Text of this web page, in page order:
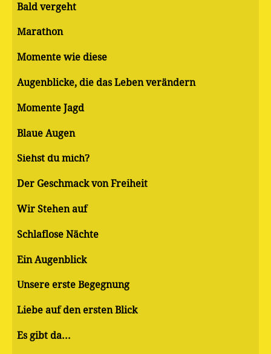
Bald vergeht
Marathon
Momente wie diese
Augenblicke, die das Leben verändern
Momente Jagd
Blaue Augen
Siehst du mich?
Der Geschmack von Freiheit
Wir Stehen auf
Schlaflose Nächte
Ein Augenblick
Unsere erste Begegnung
Liebe auf den ersten Blick
Es gibt da...